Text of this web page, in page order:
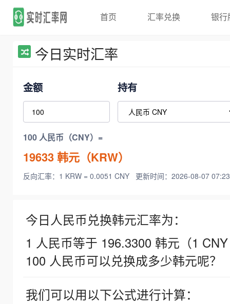
首页 汇率兑换 银行
今日实时汇率
金额 持有
100 人民币（CNY）=
19633韩元（KRW）
反向汇率：1 KRW = 0.0051 CNY 更新时间：2026-08-07
今日人民币兑换韩元汇率为：
1 人民币等于 196.3300 韩元（1
100 人民币可以兑换成多少韩元呢？
我们可以用以下公式进行计算：